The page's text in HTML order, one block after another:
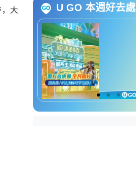
大
U GO 本週好去處